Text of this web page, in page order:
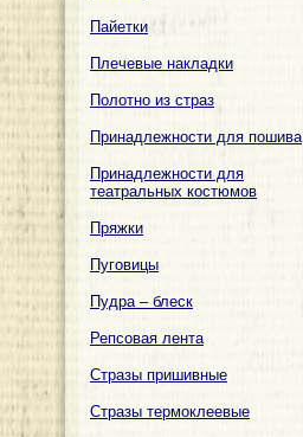
Пайетки
Плечевые накладки
Полотно из страз
Принадлежности для пошива
Принадлежности для
театральных костюмов
Пряжки
Пуговицы
Пудра – блеск
Репсовая лента
Стразы пришивные
Стразы термоклеевые